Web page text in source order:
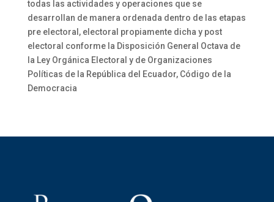
todas las actividades y operaciones que se
desarrollan de manera ordenada dentro de las etapas
pre electoral, electoral propiamente dicha y post
electoral conforme la Disposición General Octava de
la Ley Orgánica Electoral y de Organizaciones
Políticas de la República del Ecuador, Código de la
Democracia